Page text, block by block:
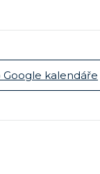
Google kalendáře